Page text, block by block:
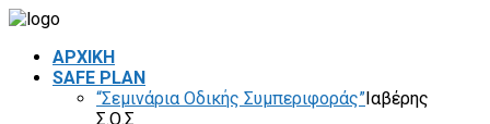
ΑΡΧΙΚΗ
SAFE PLAN
“Σεμινάρια Οδικής Συμπεριφοράς”Ιαβέρης
Σ.Ο.Σ